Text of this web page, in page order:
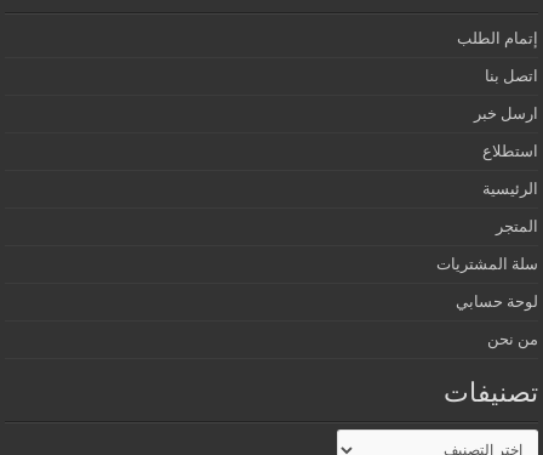
إتمام الطلب
اتصل بنا
ارسل خبر
استطلاع
الرئيسية
المتجر
سلة المشتريات
لوحة حسابي
من نحن
تصنيفات
تصنيفات